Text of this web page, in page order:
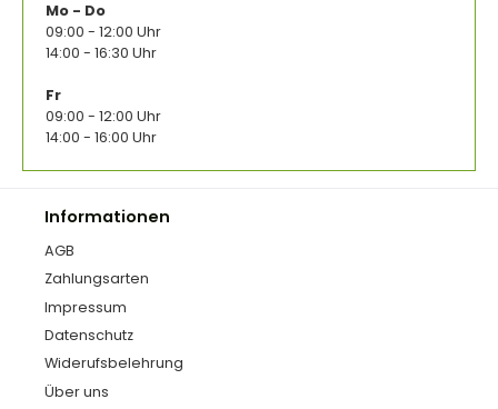
Mo - Do
09:00 - 12:00 Uhr
14:00 - 16:30 Uhr
Fr
09:00 - 12:00 Uhr
14:00 - 16:00 Uhr
Informationen
AGB
Zahlungsarten
Impressum
Datenschutz
Widerufsbelehrung
Über uns